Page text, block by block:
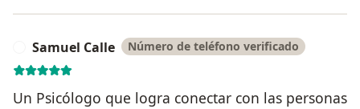
Samuel Calle Número de teléfono verificado
Un Psicólogo que logra conectar con las personas